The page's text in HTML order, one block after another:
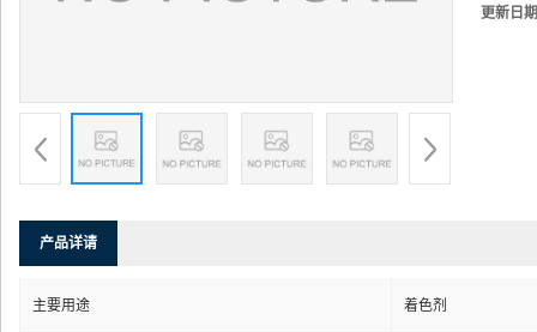
更新日
产品详请
主要用途 着色剂